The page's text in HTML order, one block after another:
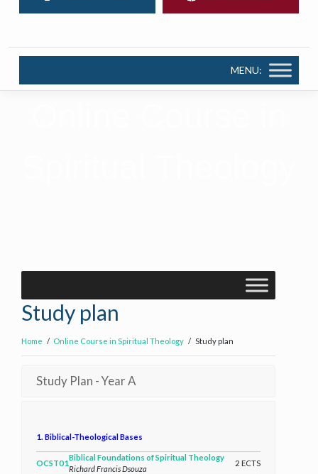
MENU:
Study plan
Home Online Course in Spiritual Theology Study plan
Study Plan - Year A
1. Biblical-Theological Bases
OCST01
Biblical Foundations of Spiritual Theology
Richard Francis Dsouza
2 ECTS